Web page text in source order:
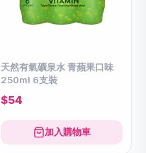
天然有氣礦泉水 青蘋果口味
250ml 6支裝
$54
加入購物車